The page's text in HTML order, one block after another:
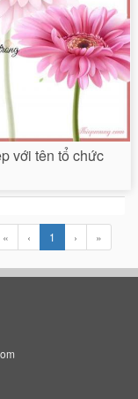
với tên tổ chức
« ‹ 1 › »